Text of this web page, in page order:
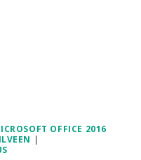
OFFICE 2016
|